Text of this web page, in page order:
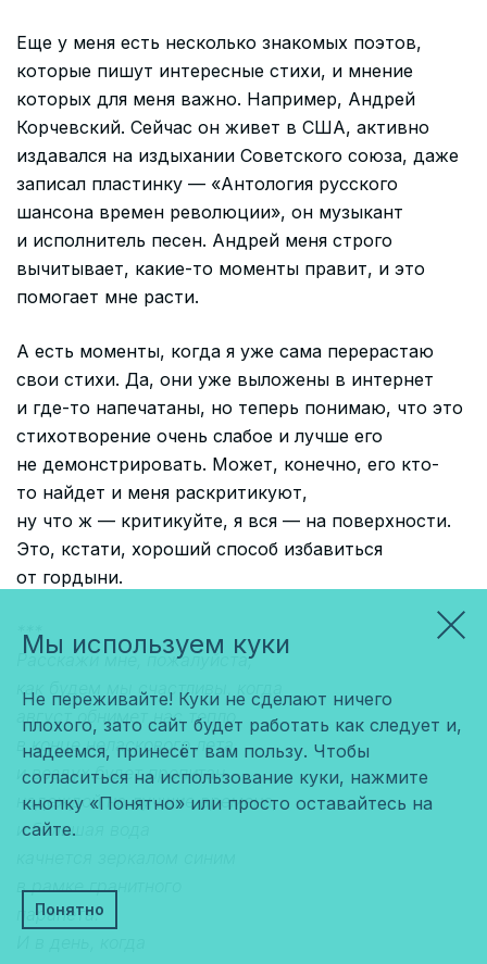
Еще у меня есть несколько знакомых поэтов,
которые пишут интересные стихи, и мнение
которых для меня важно. Например, Андрей
Корчевский. Сейчас он живет в США, активно
издавался на издыхании Советского союза, даже
записал пластинку — «Антология русского
шансона времен революции», он музыкант
и исполнитель песен. Андрей меня строго
вычитывает, какие-то моменты правит, и это
помогает мне расти.
А есть моменты, когда я уже сама перерастаю
свои стихи. Да, они уже выложены в интернет
и где-то напечатаны, но теперь понимаю, что это
стихотворение очень слабое и лучше его
не демонстрировать. Может, конечно, его кто-
то найдет и меня раскритикуют,
ну что ж — критикуйте, я вся — на поверхности.
Это, кстати, хороший способ избавиться
от гордыни.
***
Расскажи мне, пожалуйста,
как будем мы счастливы, когда
август обнимет нас тепло
в конце неласкового лета,
и воздух будет пропитан
надеждой на лучшие времена,
и большая вода
в рамке гранитного
парапета.
Мы используем куки
Не переживайте! Куки не сделают ничего
плохого, зато сайт будет работать как следует и,
надеемся, принесёт вам пользу. Чтобы
согласиться на использование куки, нажмите
кнопку «Понятно» или просто оставайтесь на
сайте.
Понятно